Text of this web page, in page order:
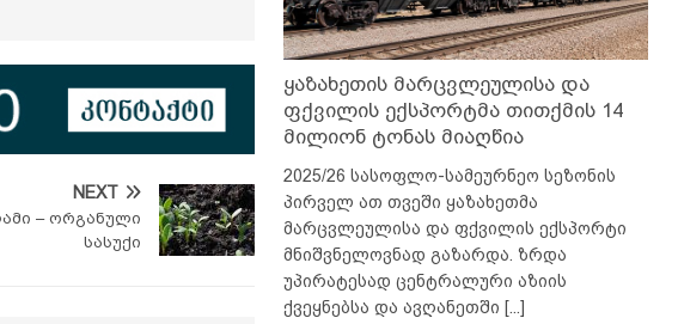
NEXT
– ორგანული
სასუქი
ყაზახეთის მარცვლეულისა და
ფქვილის ექსპორტმა თითქმის 14
მილიონ ტონას მიაღწია
2025/26 სასოფლო-სამეურნეო სეზონის
პირველ ათ თვეში ყაზახეთმა
მარცვლეულისა და ფქვილის ექსპორტი
მნიშვნელოვნად გაზარდა. ზრდა
უპირატესად ცენტრალური აზიის
ქვეყნებსა და ავღანეთში [...]